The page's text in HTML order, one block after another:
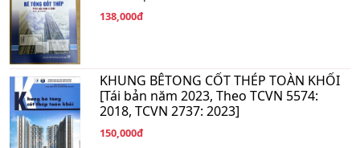
138,000đ
KHUNG BÊTONG CỐT THÉP TOÀN KHỐI
[Tái bản năm 2023, Theo TCVN 5574:
2018, TCVN 2737: 2023]
150,000đ